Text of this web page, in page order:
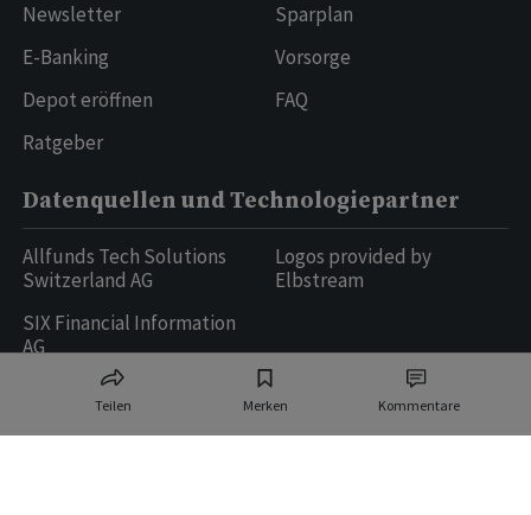
Teilen Merken Kommentare
Newsletter
E-Banking
Depot eröffnen
Ratgeber
Sparplan
Vorsorge
FAQ
Datenquellen und Technologiepartner
Allfunds Tech Solutions
Switzerland AG
SIX Financial Information
AG
Logos provided by
Elbstream
Ringier AG | Ringier Medien Schweiz